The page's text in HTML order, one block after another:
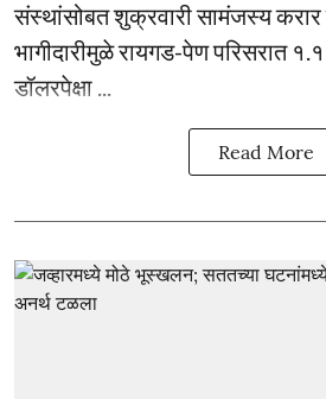
संस्थांसोबत शुक्रवारी सामंजस्य
भागीदारीमुळे रायगड-पेण परिसरात
डॉलरपेक्षा ...
Read More